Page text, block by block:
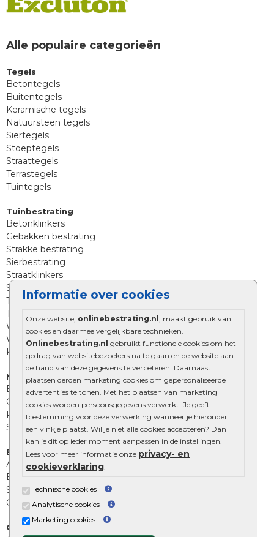
Informatie over cookies
Onze website, onlinebestrating.nl
, maakt gebruik van
cookies en daarmee vergelijkbare technieken.
Onlinebestrating.nl gebruikt functionele cookies om het
gedrag van websitebezoekers na te gaan en de website aan
de hand van deze gegevens te verbeteren. Daarnaast
plaatsen derden marketing cookies om gepersonaliseerde
advertenties te tonen. Met het plaatsen van marketing
cookies worden persoonsgegevens verwerkt. Je geeft
toestemming voor deze verwerking wanneer je hieronder
een vinkje plaatst. Wil je niet alle cookies accepteren? Dan
kan je dit op ieder moment aanpassen in de instellingen.
Lees voor meer informatie onze privacy- en
cookieverklaring
Technische cookies
Analytische cookies
Marketing cookies
Alle populaire categorieën
Tegels
Betontegels
Buitentegels
Keramische tegels
Natuursteen tegels
Siertegels
Stoeptegels
Straattegels
Terrastegels
Tuintegels
Tuinbestrating
Betonklinkers
Gebakken bestrating
Strakke bestrating
Sierbestrating
Straatklinkers
Straatstenen
Trommelstenen
Tuinstenen
Waalformaat
Wildverband bestrating
Kingstones
Muurelementen
Betonbielzen
Opsluitbanden
Palissades
Stapelblokken
Extra benodigdheden
Afwatering en diversen
Beplantings en betonelementen
Split, grind en zand
Oprit tegels
Overig